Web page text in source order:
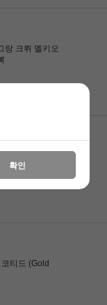
랑 크뤼 멜키오
- 빈티지 + 와인
티드 (Gold
확인